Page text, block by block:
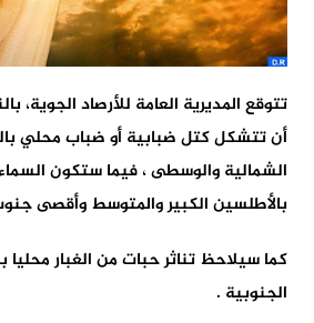
تتوقع المديرية العامة للأرصاد الجوية،
أن تتشكل كتل ضبابية أو ضباب محلي
الشمالية والوسطى ، فيما ستكون
بالأطلسين الكبير والمتوسط وأقصى
كما سيلاحظ تناثر حبات من الغبار محليا
الجنوبية .